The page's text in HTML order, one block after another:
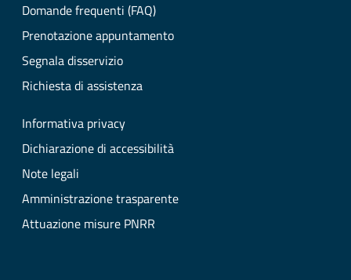
Domande frequenti (FAQ)
Prenotazione appuntamento
Segnala disservizio
Richiesta di assistenza
Informativa privacy
Dichiarazione di accessibilità
Note legali
Amministrazione trasparente
Attuazione misure PNRR